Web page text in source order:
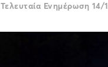
Τελευταία Ενημέρωση 14/